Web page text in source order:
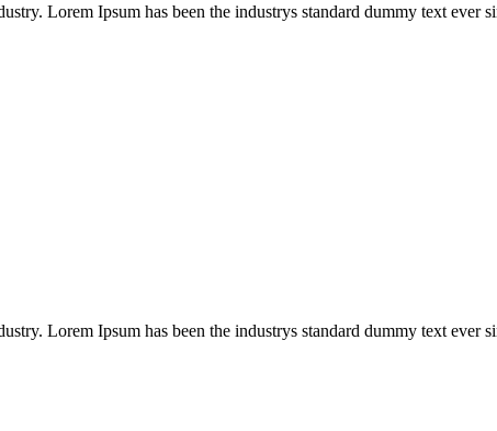
Lorem Ipsum has been the industrys standard dummy text ever
Lorem Ipsum has been the industrys standard dummy text ever